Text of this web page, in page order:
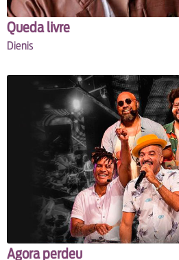
Queda livre
Dienis
Agora perdeu